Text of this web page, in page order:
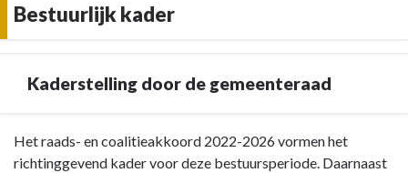
Bestuurlijk kader
Kaderstelling door de gemeenteraad
Terug
naar
Het raads- en coalitieakkoord 2022-2026 vormen het
richtinggevend kader voor deze bestuursperiode. Daarnaast